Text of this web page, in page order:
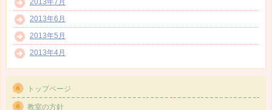
2013年6月
2013年5月
2013年4月
トップページ
教室の方針